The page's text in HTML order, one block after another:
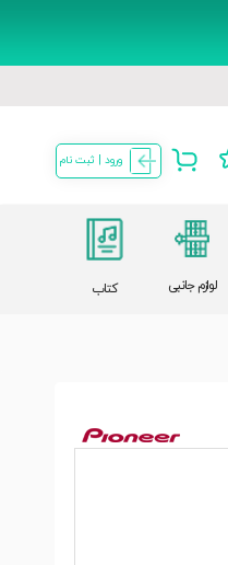
ورود | ثبت نام
لوازم جانبی کتاب